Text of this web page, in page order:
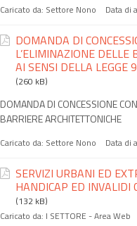
Caricato da: Settore Nono Data di
DOMANDA DI
L’ELIMINAZIONE DELLE
AI SENSI DELLA LEGGE
(260 kB)
DOMANDA DI CONCESSIONE
BARRIERE ARCHITETTONICHE
Caricato da: Settore Nono Data di
SERVIZI URBANI ED
HANDICAP ED INVALIDI
(132 kB)
Caricato da: I SETTORE - Area Web